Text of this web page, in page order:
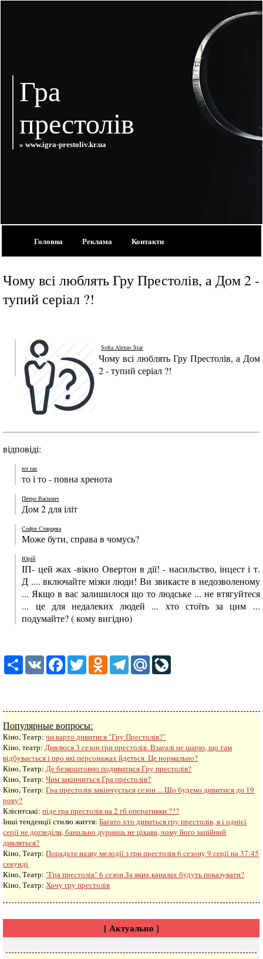
Гра
престолів
» www.igra-prestoliv.kr.ua
Головна Реклама Контакти
Чому всі люблять Гру Престолів, а Дом 2 -
тупий серіал ?!
Sofia Alexus Star
Чому всі люблять Гру Престолів, а Дом
2 - тупий серіал ?!
відповіді:
rez ran
то і то - повна хренота
Петро Василич
Дом 2 для іліт
Софія Старцева
Може бути, справа в чомусь?
Юрій
ІП- цей жах -вікно Овертон в дії! - насильство, інцест і т.
Д .... включайте мізки люди! Ви звикаєте в недозволеному
... Якщо в вас залишилося що то людське ... не втягуйтеся
... це для недалеких людей ... хто стоїть за цим ...
подумайте? ( кому вигідно)
ShareVK FacebookTwitterOdnoklassniki
TelegramMail.Ru
Популярные вопросы:
Кіно, Театр:чи варто дивитися "Гру Престолів?"
Кіно, театр:Дивлюся 3 сезон гри престолів. Взагалі не шарю, що там
відбувається і про які персонажах йдеться. Це нормально?
Кіно, Театр:Де безкоштовно подивитися Гру престолів?
Кіно, Театр:Чим закінчиться Гра престолів?
Кіно, Театр:Гра престолів закінчується сезон ... Що будемо дивитися до 19
року?
Клієнтські:піде гра престолів на 2 гб оперативки ???
Інші тенденції стилю життя:Багато хто дивиться гру престолів, я і однієї
серії не догледіли, банально дурниць не цікава, чому його запійний
дивляться?
Кіно, Театр:Порадьте назву мелодії з гри престолів 6 сезону 9 серії на 37:45
секунді
Кіно, Театр: "Гра престолів" 6 сезон За яких каналах будуть показувати?
Кіно, Театр:Хочу гру престолів
[ Актуально ]